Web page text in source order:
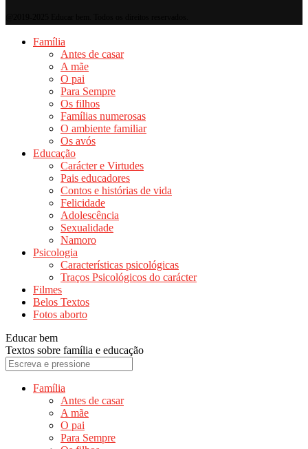
Família
Antes de casar
A mãe
O pai
Para Sempre
Os filhos
Famílias numerosas
O ambiente familiar
Os avós
Educação
Carácter e Virtudes
Pais educadores
Contos e histórias de vida
Felicidade
Adolescência
Sexualidade
Namoro
Psicologia
Características psicológicas
Traços Psicológicos do carácter
Filmes
Belos Textos
Fotos aborto
Educar bem
Textos sobre família e educação
Família
Antes de casar
A mãe
O pai
Para Sempre